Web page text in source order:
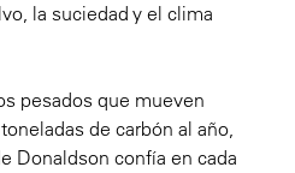
la suciedad y el clima
pesados que mueven
de carbón al año,
Donaldson confía en cada